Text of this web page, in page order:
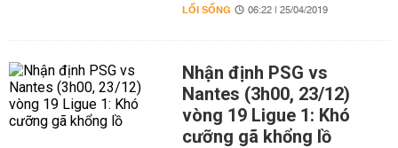
LỐI SỐNG 06:22 | 25/04/2019
Nhận định PSG vs
Nantes (3h00, 23/12)
vòng 19 Ligue 1: Khó
cưỡng gã khổng lồ